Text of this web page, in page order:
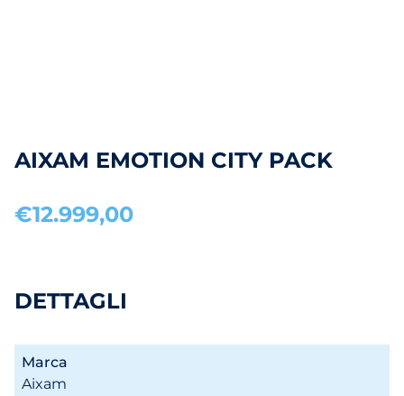
AIXAM EMOTION CITY PACK
€12.999,00
DETTAGLI
Marca
Aixam